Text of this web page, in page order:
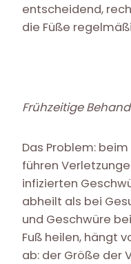
entscheidend,
die Füße
Frühzeitige
Das Problem:
führen
infizierten
abheilt als bei
und Geschwüre
Fuß heilen, hängt
ab: der Größe der